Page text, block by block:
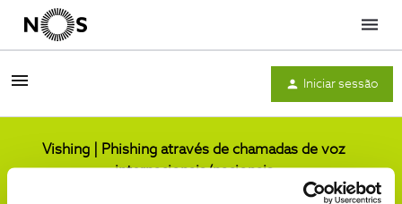
Menu
Iniciar sessão
Vishing | Phishing através de chamadas de voz
internacionais/nacionais